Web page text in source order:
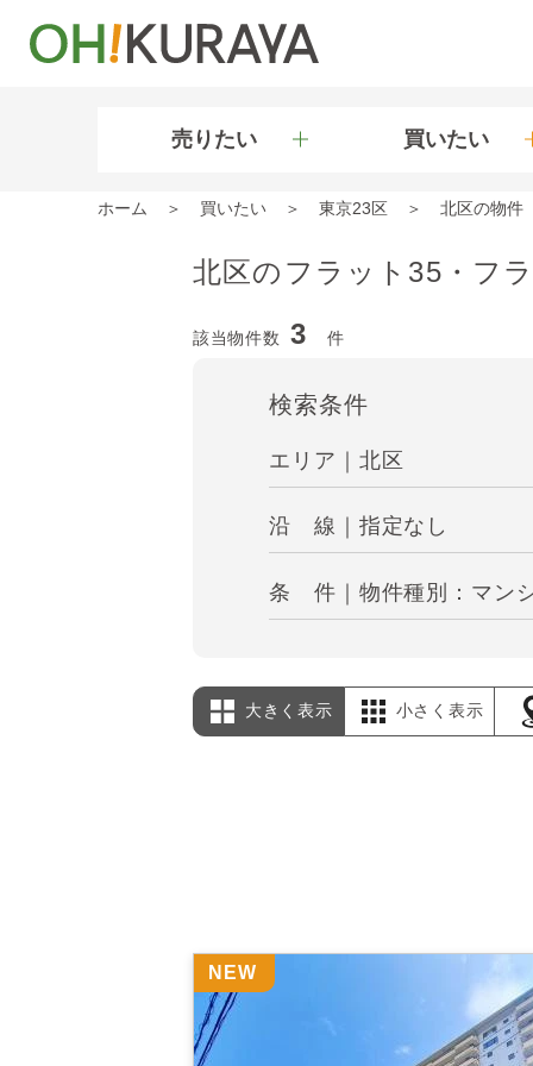
売りたい 買いたい
ホーム 買いたい 東京23区 北区の物件
北区のフラット35・フ
該当物件数 3 件
検索条件
エリア｜北区
沿 線｜指定なし
条 件｜物件種別：マン
大きく表示 小さく表示
NEW